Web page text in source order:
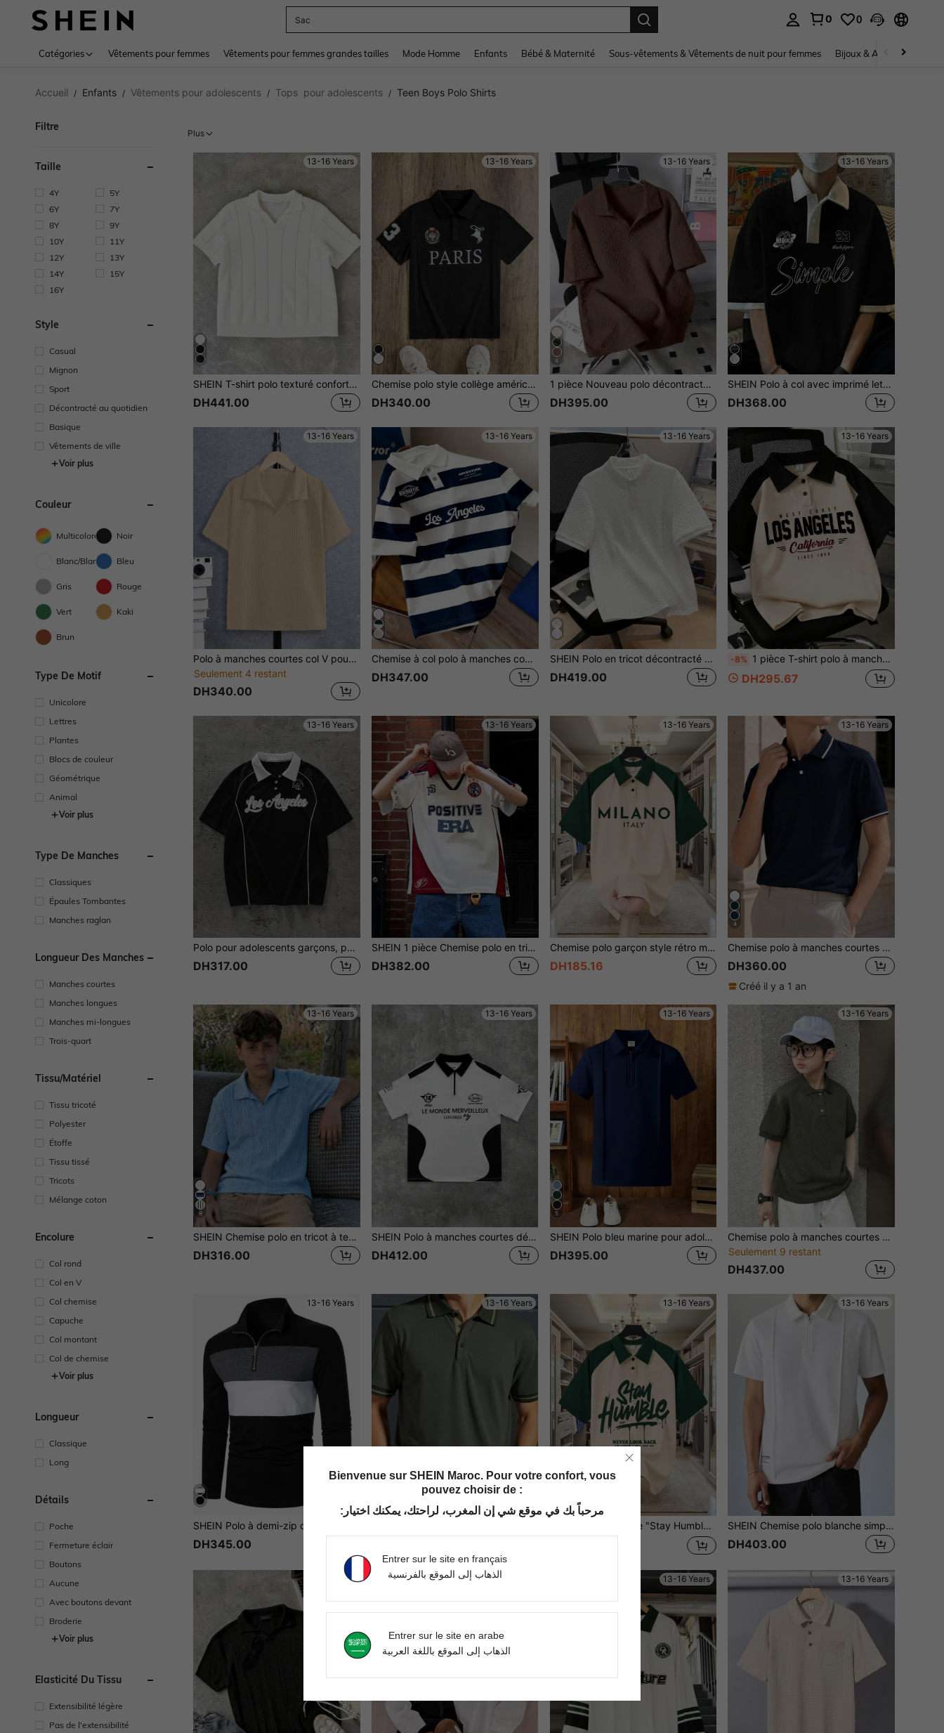
Sac
0 0
Catégories Vêtements pour femmes Vêtements pour femmes grandes tailles Mode Homme Enfants Bébé & Maternité Sous-vêtements & Vêtements de nuit pour femmes Bijoux & Accessoires pour
Accueil / Enfants / Vêtements pour adolescents / Tops pour adolescents / Teen Boys Polo Shirts
Filtre
Taille
4Y
5Y
6Y
7Y
8Y
9Y
10Y
11Y
12Y
13Y
14Y
15Y
16Y
Style
Casual
Mignon
Sport
Décontracté au quotidien
Basique
Vêtements de ville
Voir plus
Couleur
Multicolore Noir
Blanc/Blanche Bleu
Gris Rouge
Vert Kaki
Brun
Type De Motif
Unicolore
Lettres
Plantes
Blocs de couleur
Géométrique
Animal
Voir plus
Type De Manches
Classiques
Épaules Tombantes
Manches raglan
Longueur Des Manches
Manches courtes
Manches longues
Manches mi-longues
Trois-quart
Tissu/matériel
Tissu tricoté
Polyester
Étoffe
Tissu tissé
Tricots
Mélange coton
Encolure
Col rond
Col en V
Col chemise
Capuche
Col montant
Col de chemise
Voir plus
Longueur
Classique
Long
Détails
Poche
Fermeture éclair
Boutons
Aucune
Avec boutons devant
Broderie
Voir plus
Élasticité Du Tissu
Extensibilité légère
Pas de l'extensibilité
Plus
13-16 Years
SHEIN T-shirt polo texturé confortable au col rabattu, style de rue décontracté pour adolescents. Polyvalent pour les déplacements, l'école, le quotidien, les vacances, les sports. Adapté pour le printemps/l'été
DH441.00
13-16 Years
Chemise polo style collège américain décontracté avec imprimé lettres pour adolescents garçons
DH340.00
13-16 Years
4
1 pièce Nouveau polo décontracté ample pour l'été, couleur kaki clair, texturé, col classique, pour les trajets quotidiens, à la mode, respirant, indispensable mode pour l'été
DH395.00
13-16 Years
SHEIN Polo à col avec imprimé lettre d'école et blocs de couleurs pour adolescents garçons, noir, streetwear d'été, plage, rentrée scolaire, décontracté, collégial, confortable, mode, doux pour adolescents garçons
DH368.00
13-16 Years
Polo à manches courtes col V pour adolescents, style sport décontracté, design col V classique, tissu confortable, disponible en plusieurs couleurs
Seulement 4 restant
DH340.00
13-16 Years
Chemise à col polo à manches courtes avec imprimé de lettres à rayures, coupe ample et décontractée, style américain preppy pour les adolescents garçons
DH347.00
13-16 Years
SHEIN Polo en tricot décontracté à col côtelé, à demi-zip, pour adolescent/garçon adolescent. Texture confortable, convient pour l'école, le jardin, la plage, l'anniversaire, le printemps/été/automne/hiver
DH419.00
13-16 Years
-8% 1 pièce T-shirt polo à manches courtes avec imprimé de monument de ville, coupe ample et décontractée, parfait pour les adolescents garçons, cadeau d'été idéal pour l'école et les activités extérieures, printemps/été
DH295.67
13-16 Years
Polo pour adolescents garçons, polo décontracté à manches courtes avec imprimé lettres, col, imprimé "Los Angeles", convient pour le style décontracté, la rentrée scolaire, le style universitaire
DH317.00
13-16 Years
SHEIN 1 pièce Chemise polo en tricot à imprimé numérique ample et décontractée au style américain rétro, confortable pour les adolescents. Meilleur choix pour le printemps et la rentrée des classes
DH382.00
13-16 Years
Chemise polo garçon style rétro motif Milan Italie, t-shirt col polo manches raglan ample, tissu doux et confortable, convient pour l'école et les tenues décontractées en été
DH185.16
13-16 Years
4
Chemise polo à manches courtes avec col contrastant rayé bleu marine classique pour les adolescents garçons, convient pour l'école, les rassemblements et le port quotidien
DH360.00
Créé il y a 1 an
13-16 Years
9
SHEIN Chemise polo en tricot à texture de gaufre de couleur unie pour adolescents garçons, décontractée et confortable, convient pour le printemps et l'été
DH316.00
13-16 Years
SHEIN Polo à manches courtes décontracté pour adolescents garçons, bicolore noir et blanc, imprimé voiture de course en anglais, mode sportive et urbaine, punk rock, uniforme scolaire, convient pour les occasions de printemps et d'été, les fêtes, les festivals
DH412.00
13-16 Years
5
SHEIN Polo bleu marine pour adolescent, coupe simple et élégante, style décontracté et universitaire, confortable, à la mode et polyvalent. Tissu doux, idéal au quotidien, à l'école, en sortie, pour la rentrée scolaire, les vacances, les fêtes, les vacances d'été à la plage et pour le printemps/été.
DH395.00
13-16 Years
Chemise polo à manches courtes minimaliste de couleur unie pour adolescents garçons
Seulement 9 restant
DH437.00
13-16 Years
DH345.00
13-16 Years 13-16 Years
Polo graphique "Stay Humble" pour adolescents garçons, T-shirt à manches courtes et col rond, tissu doux et confortable, convient pour la rentrée scolaire et le port quotidien en été
13-16 Years
SHEIN Chemise polo blanche simple avec détails plissés pour garçons adolescents, décontractée, collégiale, confortable, polyvalente, en tissu doux, convenant pour le port quotidien, l'école, les sorties, la rentrée scolaire, les occasions formelles, les fêtes
DH403.00
13-16 Years 13-16 Years 13-16 Years 13-16 Years
Bienvenue sur SHEIN Maroc. Pour votre confort, vous
pouvez choisir de :
مرحباً بك في موقع شي إن المغرب، لراحتك، يمكنك اختيار:
Entrer sur le site en français
الذهاب إلى الموقع بالفرنسية
Entrer sur le site en arabe
الذهاب إلى الموقع باللغة العربية